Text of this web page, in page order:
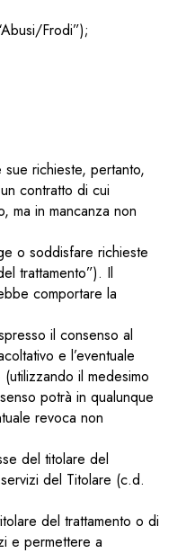
Frodi”);
richieste, pertanto,
contratto di cui
ma in mancanza non
o soddisfare richieste
trattamento”). Il
comportare la
il consenso al
e l’eventuale
il medesimo
potrà in qualunque
revoca non
del titolare del
del Titolare (c.d.
del trattamento o di
e permettere a